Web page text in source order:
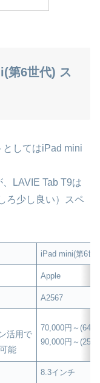
第6世代) ス
してはiPad mini
LAVIE Tab T9は
ろ少し良い）スペ
iPad mini(第6世
Apple
A2567
活用で
能
70,000円～
90,000円～
8.3インチ